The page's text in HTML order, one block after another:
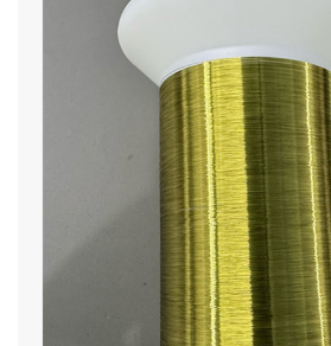
Polski
Español